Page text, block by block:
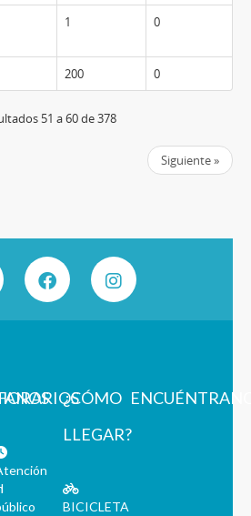
1 0
200 0
51 a 60 de 378
Siguiente »
¿CÓMO
LLEGAR?
BICICLETA